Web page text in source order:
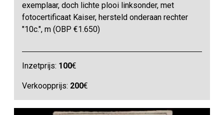
exemplaar, doch lichte plooi linksonder, met
fotocertificaat Kaiser, hersteld onderaan rechter
"10c.", m (OBP €1.650)
Inzetprijs: 100€
Verkoopprijs: 200€